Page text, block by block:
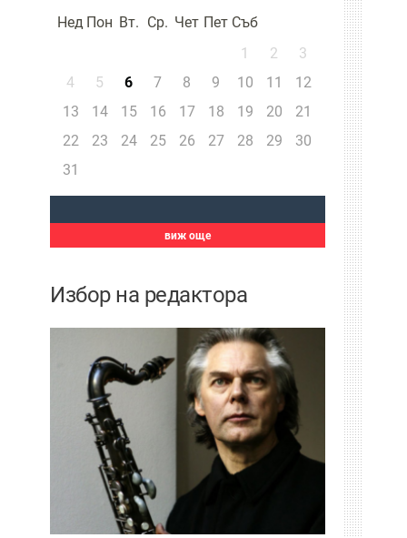
Нед Пон Вт. Ср. Чет Пет Съб
1
2
3
4
5 6 7 8 9 10 11
12
13
14 15 16 17 18 19 20
21
22
23 24 25 26 27 28 29
30
31
виж още
Избор на редактора